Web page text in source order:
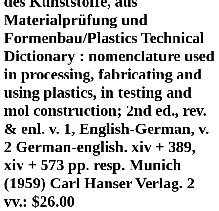
Materialprüfung und
Formenbau/Plastics Technical
Dictionary : nomenclature used
in processing, fabricating and
using plastics, in testing and
mol construction; 2nd ed., rev.
& enl. v. 1, English-German, v.
2 German-english. xiv + 389,
xiv + 573 pp. resp. Munich
(1959) Carl Hanser Verlag. 2
vv.: $26.00